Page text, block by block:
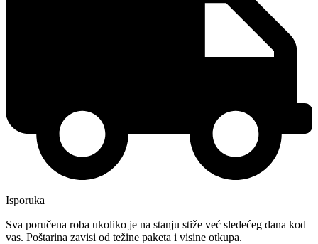
Isporuka
Sva poručena roba ukoliko je na stanju stiže već sledećeg dana kod
vas. Poštarina zavisi od težine paketa i visine otkupa.